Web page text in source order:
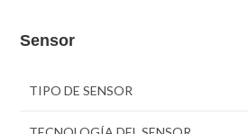
Sensor
TIPO DE SENSOR